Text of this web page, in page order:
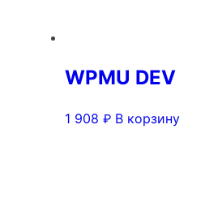
WPMU DEV
1 908 ₽ В корзину